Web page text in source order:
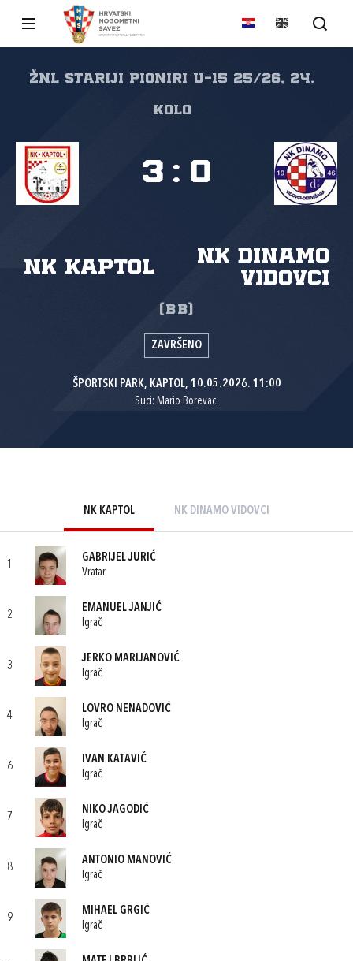
ŽNL STARIJI PIONIRI U-15 25/26, 24.
kolo
NK Kaptol
NK Dinamo
Vidovci
3 : 0
(BB)
ZAVRŠENO
ŠPORTSKI PARK, KAPTOL, 10.05.2026. 11:00
Suci: Mario Borevac.
NK KAPTOL NK DINAMO VIDOVCI
1
GABRIJEL JURIĆ
Vratar
2
EMANUEL JANJIĆ
Igrač
3
JERKO MARIJANOVIĆ
Igrač
4
LOVRO NENADOVIĆ
Igrač
6
IVAN KATAVIĆ
Igrač
7
NIKO JAGODIĆ
Igrač
8
ANTONIO MANOVIĆ
Igrač
9
MIHAEL GRGIĆ
Igrač